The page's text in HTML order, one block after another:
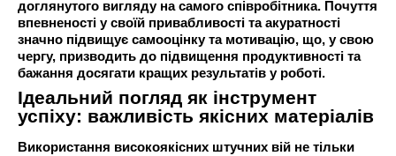
доглянутого вигляду на самого співробітника. Почуття
впевненості у своїй привабливості та акуратності
значно підвищує самооцінку та мотивацію, що, у свою
чергу, призводить до підвищення продуктивності та
бажання досягати кращих результатів у роботі.
Ідеальний погляд як інструмент
успіху: важливість якісних матеріалів
Використання високоякісних штучних вій не тільки